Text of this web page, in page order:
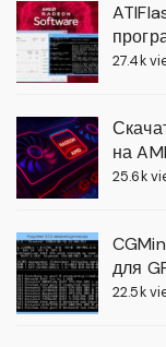
27.4k
на
25.6k
для
22.5k